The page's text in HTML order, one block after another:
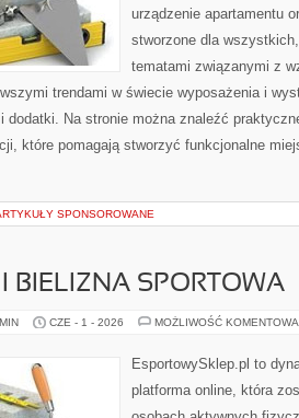
urządzenie apartamentu
stworzone dla
tematami związanymi z
trendami w świecie wyposażenia i
i dodatki. Na stronie można znaleźć
które pomagają stworzyć funkcjonalne
SPONSOROWANE
I BIELIZNA SPORTOWA
CZE - 1 - 2026 MOŻLIWOŚĆ
EsportowySklep.pl to
platforma online, która